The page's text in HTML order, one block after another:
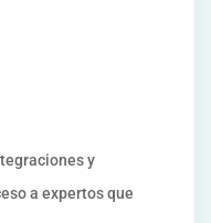
y
a expertos que